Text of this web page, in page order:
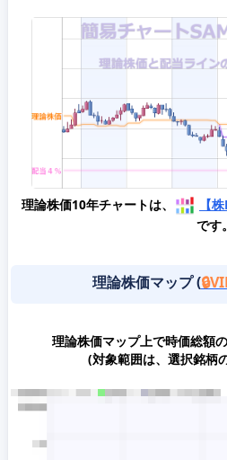
理論株価10年チャートは、 【
です。
理論株価マップ (
理論株価マップ上で時価総額
(対象範囲は、選択銘柄